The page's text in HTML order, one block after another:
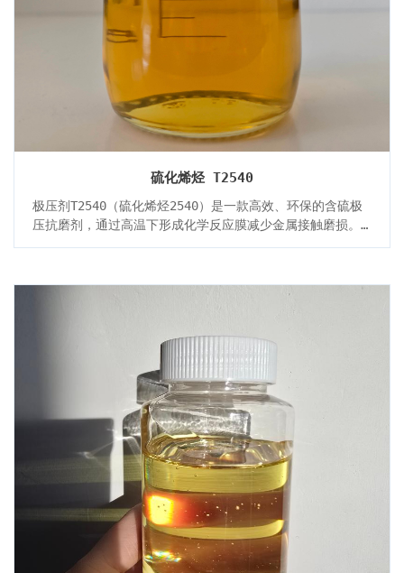
硫化烯烃 T2540
极压剂T2540（硫化烯烃2540）是一款高效、环保的含硫极
压抗磨剂，通过高温下形成化学反应膜减少金属接触磨损。
统含氯添加剂，助力工业润滑向绿色高效转型，是重负荷加